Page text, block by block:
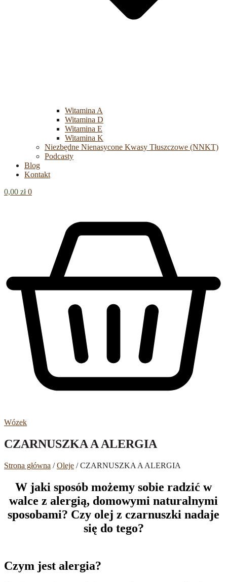
Witamina A
Witamina D
Witamina E
Witamina K
Niezbędne Nienasycone Kwasy Tłuszczowe (NNKT)
Podcasty
Blog
Kontakt
0,00 zł 0
Wózek
CZARNUSZKA A ALERGIA
Strona główna /Oleje / CZARNUSZKA A ALERGIA
W jaki sposób możemy sobie radzić w
walce z alergią, domowymi naturalnymi
sposobami? Czy olej z czarnuszki nadaje
się do tego?
Czym jest alergia?